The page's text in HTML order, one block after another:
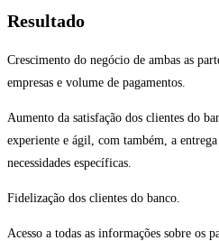
Resultado
Crescimento do negócio de ambas as
empresas e volume de pagamentos.
Aumento da satisfação dos clientes do
experiente e ágil, com também, a
necessidades específicas.
Fidelização dos clientes do banco.
Acesso a todas as informações sobre os